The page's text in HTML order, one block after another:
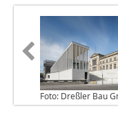
Foto: Dreßler Bau